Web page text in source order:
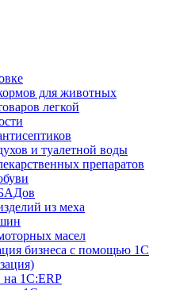
для животных
легкой
и туалетной воды
препаратов
из меха
масел
бизнеса с помощью 1С
1С:ERP